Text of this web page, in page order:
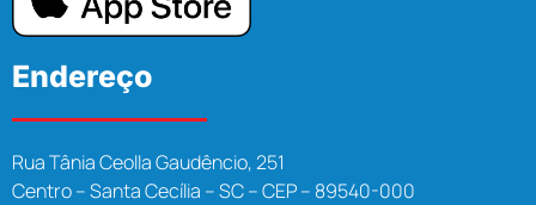
Endereço
Rua Tânia Ceolla Gaudêncio, 251
Centro – Santa Cecília – SC – CEP – 89540-000